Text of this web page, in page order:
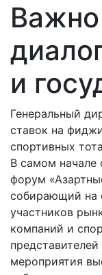
Важно
и
Генеральный
ставок на
спортивных
В самом начале
форум
собирающий на
участников
компаний и
мероприятия